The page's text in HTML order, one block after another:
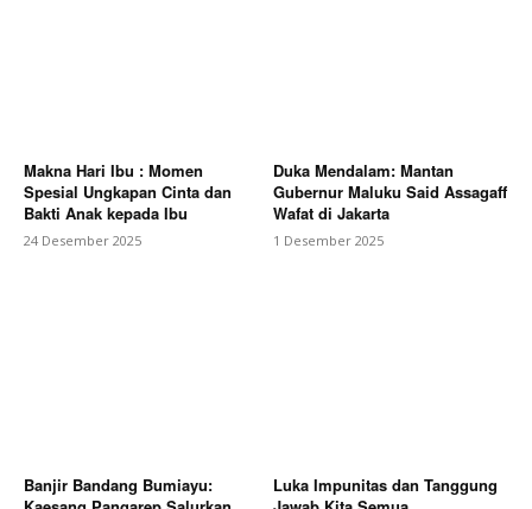
Makna Hari Ibu : Momen
Spesial Ungkapan Cinta dan
Bakti Anak kepada Ibu
24 Desember 2025
Duka Mendalam: Mantan
Gubernur Maluku Said Assagaff
Wafat di Jakarta
1 Desember 2025
Banjir Bandang Bumiayu:
Luka Impunitas dan Tanggung